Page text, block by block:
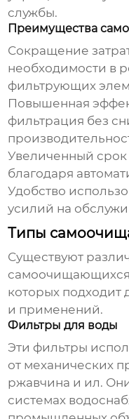
службы.
Преимущества
Сокращение
необходимости в
фильтрующих
Повышенная
фильтрация без
Увеличенный срок
благодаря
Удобство
усилий на
Типы
Существуют
которых подходит
и применений.
Фильтры для воды
Эти фильтры
от механических
ржавчина и ил.
системах